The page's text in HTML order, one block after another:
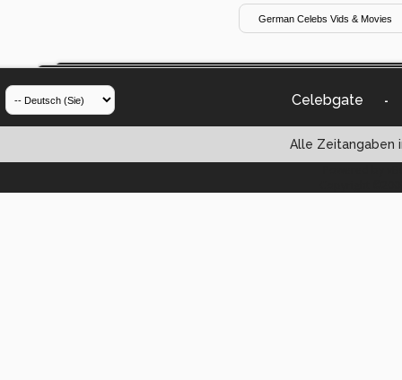
Celebgate -
Alle Zeitangaben